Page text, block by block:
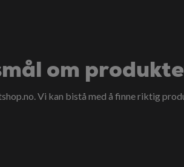
om
. Vi kan bistå med å finne riktig